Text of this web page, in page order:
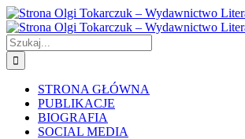
Skip
to
content
Szukaj
STRONA GŁÓWNA
PUBLIKACJE
BIOGRAFIA
SOCIAL MEDIA